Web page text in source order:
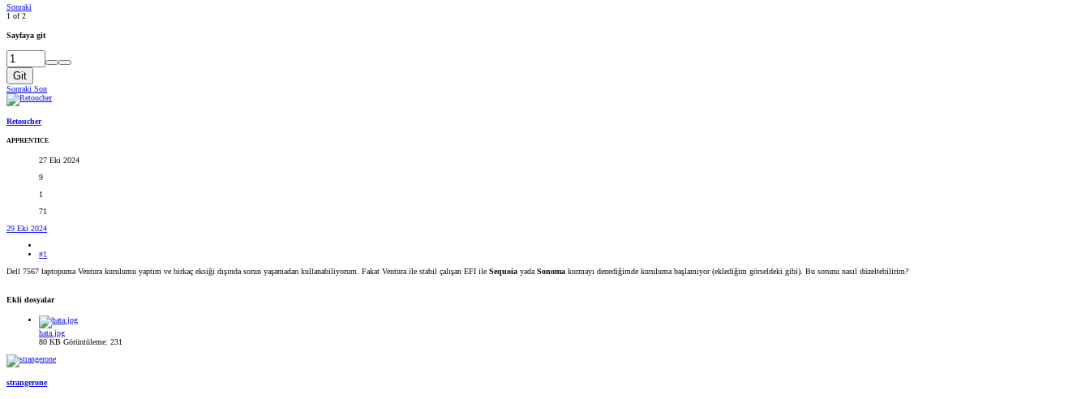
Sonraki
1 of 2
Sayfaya git
Git
Sonraki Son
Retoucher
APPRENTICE
27 Eki 2024
9
1
71
29 Eki 2024
#1
Dell 7567 laptopuma Ventura kurulumu yaptım ve birkaç eksiği dışında sorun yaşamadan kullanabiliyorum. Fakat Ventura ile stabil çalışan EFI ile Sequoia yada Sonoma kurmayı denediğimde kuruluma başlamıyor (eklediğim görseldeki gibi). Bu sorunu nasıl düzeltebilirim?
Ekli dosyalar
hata.jpg
80 KB Görüntüleme: 231
strangerone